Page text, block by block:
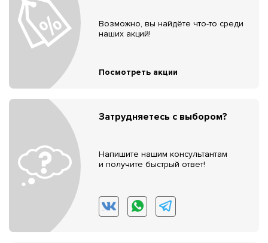
Возможно, вы найдёте что-то среди
наших акций!
Посмотреть акции
Затрудняетесь с выбором?
Напишите нашим консультантам
и получите быстрый ответ!